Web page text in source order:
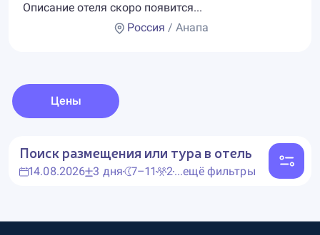
Описание отеля скоро появится...
Россия / Анапа
Цены
Поиск размещения или тура в отель
14.08.2026 3 дня 7–11 2...ещё фильтры